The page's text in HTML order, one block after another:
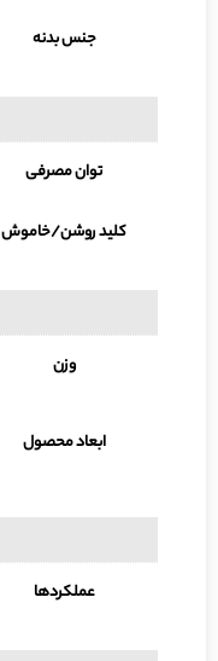
جنس بدنه
توان مصرفی
کلید روشن/خاموش
وزن
ابعاد محصول
عملکردها